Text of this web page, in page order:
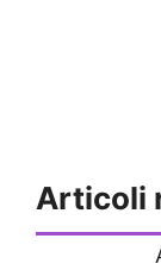
Articoli